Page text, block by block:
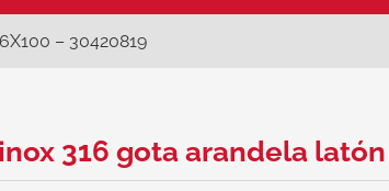
– 30420819
316 gota arandela